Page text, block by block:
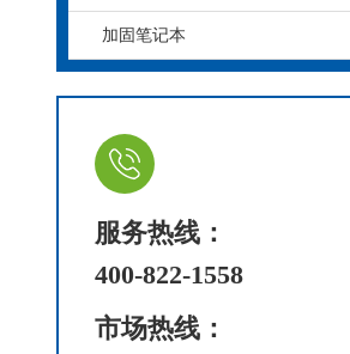
加固笔记本
服务热线：
400-822-1558
市场热线：